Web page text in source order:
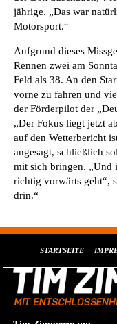
jährige. „Das war
Motorsport.“
Aufgrund dieses
Rennen zwei am
Feld als 38. An den
vorne zu fahren und
der Förderpilot der
„Der Fokus liegt jetzt
auf den Wetterbericht
angesagt, schließlich
mit sich bringen. „Und
richtig vorwärts geht“,
drin.“
STARTSEITE